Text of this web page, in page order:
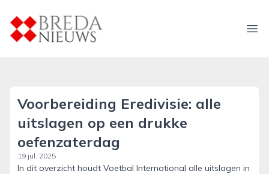
breda-nieuws.nl
Voorbereiding Eredivisie: alle
uitslagen op een drukke
oefenzaterdag
19 jul. 2025
In dit overzicht houdt Voetbal International alle uitslagen in